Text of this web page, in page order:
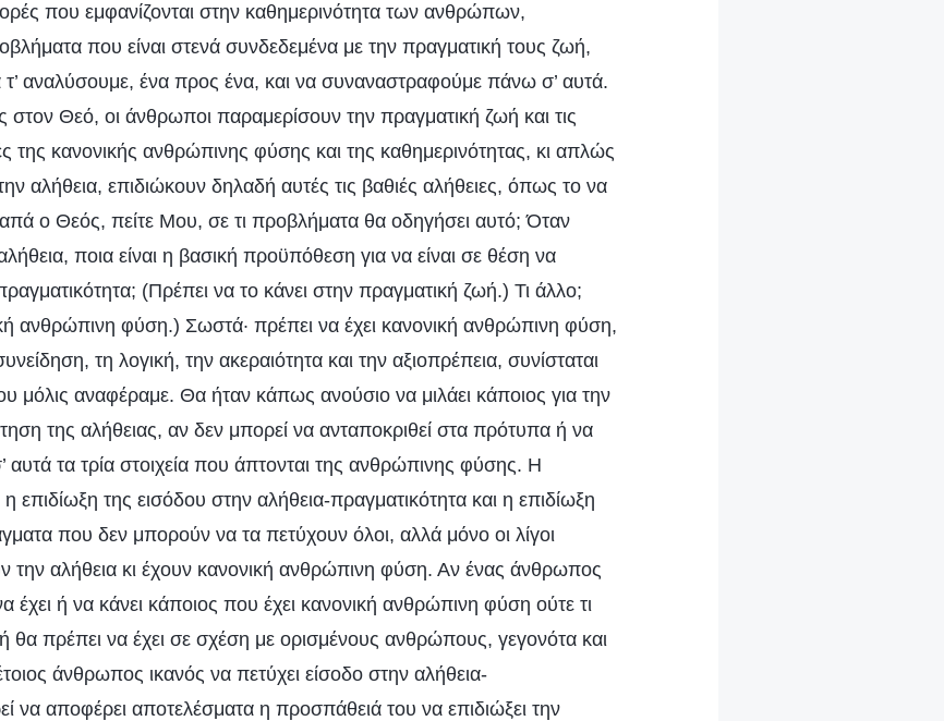
που εμφανίζονται στην καθημερινότητα των ανθρώπων,
που είναι στενά συνδεδεμένα με την πραγματική τους ζωή,
τ’ αναλύσουμε, ένα προς ένα, και να συναναστραφούμε πάνω σ’ αυτά.
στον Θεό, οι άνθρωποι παραμερίσουν την πραγματική ζωή και τις
της κανονικής ανθρώπινης φύσης και της καθημερινότητας, κι απλώς
αλήθεια, επιδιώκουν δηλαδή αυτές τις βαθιές αλήθειες, όπως το να
ο Θεός, πείτε Μου, σε τι προβλήματα θα οδηγήσει αυτό; Όταν
ποια είναι η βασική προϋπόθεση για να είναι σε θέση να
(Πρέπει να το κάνει στην πραγματική ζωή.) Τι άλλο;
ανθρώπινη φύση.) Σωστά· πρέπει να έχει κανονική ανθρώπινη φύση,
τη λογική, την ακεραιότητα και την αξιοπρέπεια, συνίσταται
μόλις αναφέραμε. Θα ήταν κάπως ανούσιο να μιλάει κάποιος για την
της αλήθειας, αν δεν μπορεί να ανταποκριθεί στα πρότυπα ή να
αυτά τα τρία στοιχεία που άπτονται της ανθρώπινης φύσης. Η
επιδίωξη της εισόδου στην αλήθεια-πραγματικότητα και η επιδίωξη
που δεν μπορούν να τα πετύχουν όλοι, αλλά μόνο οι λίγοι
αλήθεια κι έχουν κανονική ανθρώπινη φύση. Αν ένας άνθρωπος
έχει ή να κάνει κάποιος που έχει κανονική ανθρώπινη φύση ούτε τι
θα πρέπει να έχει σε σχέση με ορισμένους ανθρώπους, γεγονότα και
άνθρωπος ικανός να πετύχει είσοδο στην αλήθεια-
να αποφέρει αποτελέσματα η προσπάθειά του να επιδιώξει την